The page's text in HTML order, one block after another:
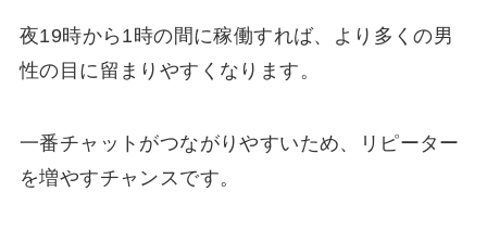
夜19時から1時の間に稼働すれば、より多くの男
性の目に留まりやすくなります。
一番チャットがつながりやすいため、リピーター
を増やすチャンスです。